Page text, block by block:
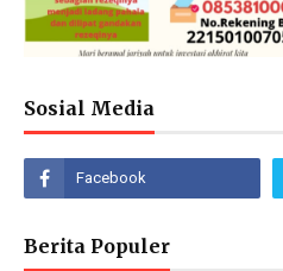
Sosial Media
Berita Populer